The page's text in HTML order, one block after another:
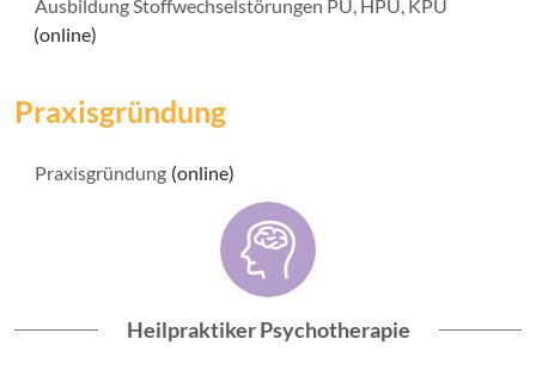
Ausbildung Stoffwechselstörungen PU, HPU, KPU
(online)
Praxisgründung
Praxisgründung (online)
Heilpraktiker Psychotherapie